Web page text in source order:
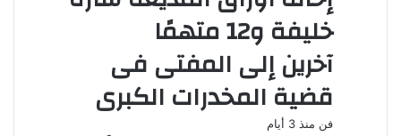
خليفة و12 متهمًا
آخرين إلى المفتى فى
قضية المخدرات الكبرى
فن منذ 3 أيام